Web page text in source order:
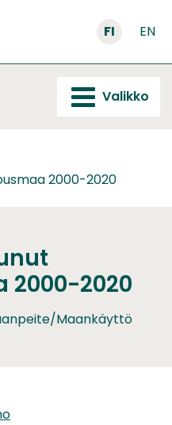
FI EN
Valikko
2000-2020
2020
Maankäyttö